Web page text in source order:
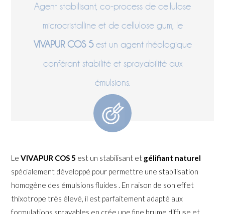
Agent stabilisant, co-process de cellulose
microcristalline et de cellulose gum, le
VIVAPUR COS 5est un agent rhéologique
conférant stabilité et sprayabilité aux
émulsions.
LeVIVAPUR COS 5 est un stabilisant et gélifiant naturel
spécialement développé pour permettre une stabilisation
homogène des émulsions fluides . En raison de son effet
thixotrope très élevé, il est parfaitement adapté aux
formulations sprayables en crée une fine brume diffuse et